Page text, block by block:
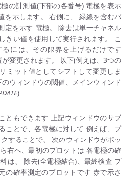
の計測値(下部の各番号) 電極を表示
を示します。 右側に、 緑線を含むパ
定を示す 電極。 除去は単一チャネル
きい値を使用して実行されます。 こ
には、その限界を上げるだけです
変更されます。 以下(例えば、3つの
ミット値としてシフトして変更しま
ウィンドウの閾値、メインウィンド
)
ともできます 上記ウィンドウのサブ
ことで、各電極に対して 例えば、プ
することで、 次のウィンドウがポッ
右へ、最初のプロットは 各電極の確
は、 除去(全電極結合)、最終検査 プ
の確率測定のプロットです 赤で示さ